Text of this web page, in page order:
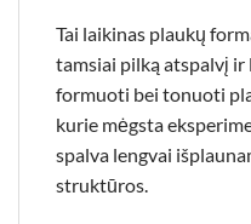
Tai laikinas plaukų
tamsiai pilką atspalvį
formuoti bei tonuoti
kurie mėgsta
spalva lengvai
struktūros.